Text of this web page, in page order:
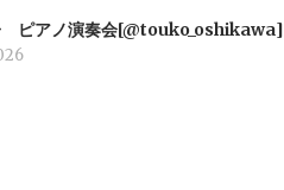
ピアノ演奏会[@touko_oshikawa]